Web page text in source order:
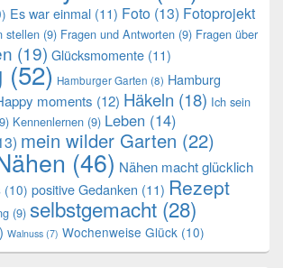
Es war einmal (11) Foto (13) Fotoprojekt
stellen (9) Fragen und Antworten (9) Fragen über
(19) Glücksmomente (11)
(52) Hamburger Garten (8) Hamburg
moments (12) Häkeln (18) Ich sein
Kennenlernen (9) Leben (14)
mein wilder Garten (22)
(46) Nähen macht glücklich
(10) positive Gedanken (11) Rezept
(9) selbstgemacht (28)
Walnuss (7) Wochenweise Glück (10)